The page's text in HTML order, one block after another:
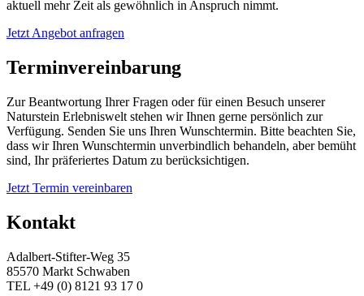
aktuell mehr Zeit als gewöhnlich in Anspruch nimmt.
Jetzt Angebot anfragen
Terminvereinbarung
Zur Beantwortung Ihrer Fragen oder für einen Besuch unserer
Naturstein Erlebniswelt stehen wir Ihnen gerne persönlich zur
Verfügung. Senden Sie uns Ihren Wunschtermin. Bitte beachten Sie,
dass wir Ihren Wunschtermin unverbindlich behandeln, aber bemüht
sind, Ihr präferiertes Datum zu berücksichtigen.
Jetzt Termin vereinbaren
Kontakt
Adalbert-Stifter-Weg 35
85570 Markt Schwaben
TEL +49 (0) 8121 93 17 0